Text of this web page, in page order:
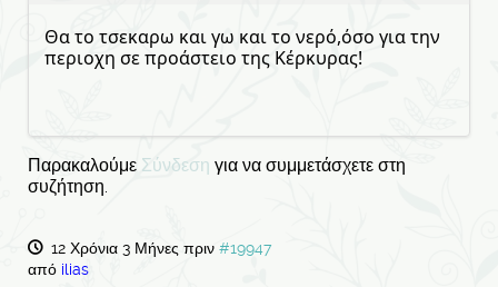
Θα το τσεκαρω και γω και το νερό,όσο για την
περιοχη σε προάστειο της Κέρκυρας!
Παρακαλούμε Σύνδεση για να συμμετάσχετε στη
συζήτηση.
12 Χρόνια 3 Μήνες πριν #19947
από ilias